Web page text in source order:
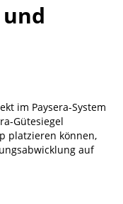
im Paysera-System
Gütesiegel
platzieren können,
auf